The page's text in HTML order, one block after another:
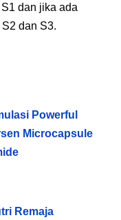
dan jika ada
dan S3.
Powerful
Microcapsule
Remaja